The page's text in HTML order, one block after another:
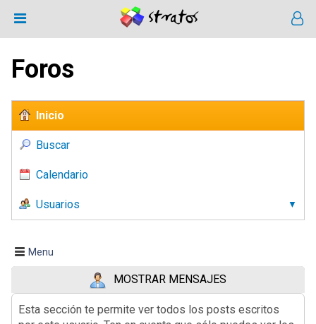
Foros
Inicio
Buscar
Calendario
Usuarios
Menu
MOSTRAR MENSAJES
Esta sección te permite ver todos los posts escritos